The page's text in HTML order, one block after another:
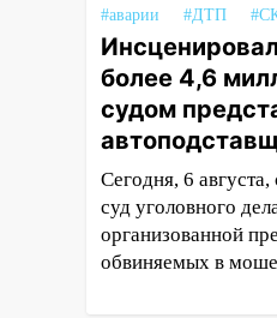
17:08
суд оставил в
руководству
махинации на
16:09
атлетики из
успешно
Чемпионате
#аварии
#ДТП
более 4,6
судом
Сегодня, 6 августа,
суд уголовного
организованной
обвиняемых в